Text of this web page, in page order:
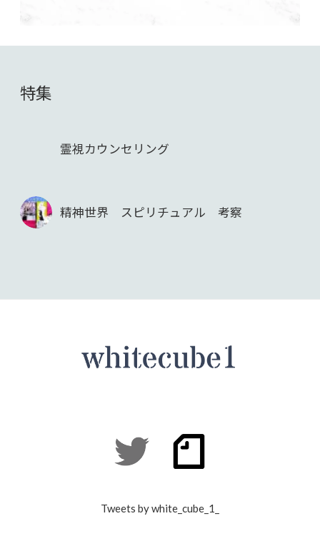
特集
霊視カウンセリング
精神世界 スピリチュアル 考察
Tweets by white_cube_1_